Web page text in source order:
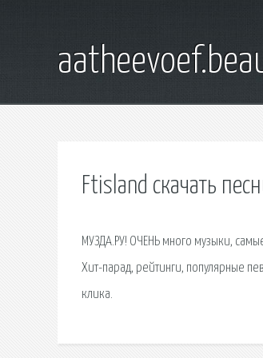
Ftisland скачать
МУЗДА.РУ! ОЧЕНЬ много музыки,
Хит-парад, рейтинги, популярные
клика.